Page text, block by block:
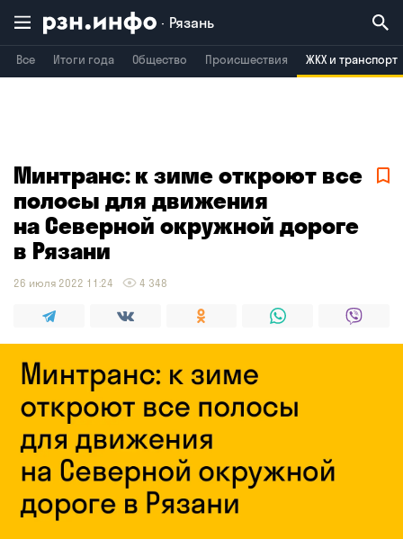
Рязань
Все Итоги года Общество Происшествия ЖКХ и транспорт
Воронеж Брянск
Минтранс: к зиме откроют все
полосы для движения
на Северной окружной дороге
в Рязани
26 июля 2022 11:24 4 348